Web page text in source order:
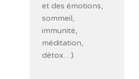
et des émotions,
sommeil,
immunité,
méditation,
détox…).